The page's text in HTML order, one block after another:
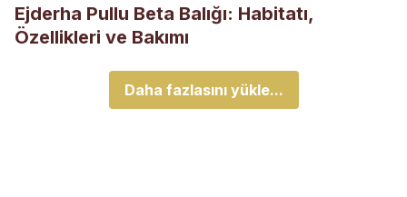
Ejderha Pullu Beta Balığı: Habitatı,
Özellikleri ve Bakımı
Daha fazlasını yükle...